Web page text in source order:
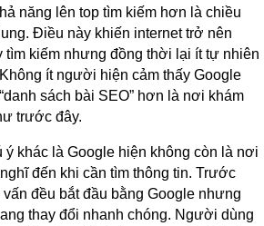
năng lên top tìm kiếm hơn là chiều
Điều này khiến internet trở nên
tìm kiếm nhưng đồng thời lại ít tự nhiên
ít người hiện cảm thấy Google
sách bài SEO” hơn là nơi khám
trước đây.
ý khác là Google hiện không còn là nơi
đến khi cần tìm thông tin. Trước
đều bắt đầu bằng Google nhưng
thay đổi nhanh chóng. Người dùng